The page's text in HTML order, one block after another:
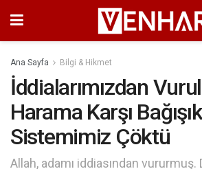
Ana Sayfa Bilgi & Hikmet
İddialarımızdan
Harama Karşı
Sistemimiz Çöktü
Allah, adamı iddiasından